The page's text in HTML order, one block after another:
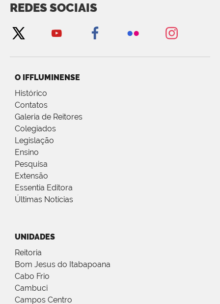
REDES SOCIAIS
O IFFLUMINENSE
Histórico
Contatos
Galeria de Reitores
Colegiados
Legislação
Ensino
Pesquisa
Extensão
Essentia Editora
Últimas Notícias
UNIDADES
Reitoria
Bom Jesus do Itabapoana
Cabo Frio
Cambuci
Campos Centro